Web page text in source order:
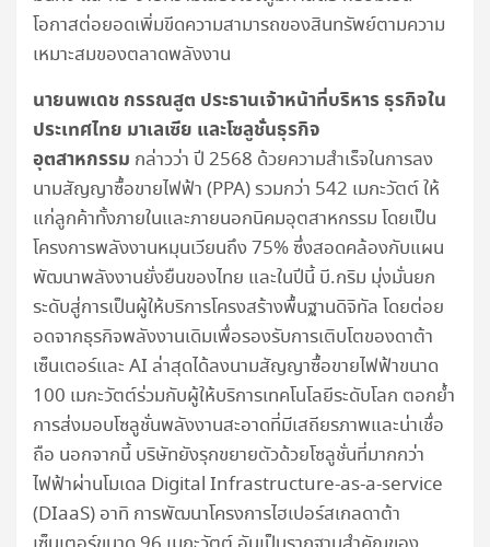
โอกาสต่อยอดเพิ่มขีดความสามารถของสินทรัพย์ตามความ
เหมาะสมของตลาดพลังงาน
นายนพเดช กรรณสูต ประธานเจ้าหน้าที่บริหาร ธุรกิจใน
ประเทศไทย มาเลเซีย และโซลูชั่นธุรกิจ
อุตสาหกรรม กล่าวว่า ปี 2568 ด้วยความสำเร็จในการลง
นามสัญญาซื้อขายไฟฟ้า (PPA) รวมกว่า 542 เมกะวัตต์ ให้
แก่ลูกค้าทั้งภายในและภายนอกนิคมอุตสาหกรรม โดยเป็น
โครงการพลังงานหมุนเวียนถึง 75% ซึ่งสอดคล้องกับแผน
พัฒนาพลังงานยั่งยืนของไทย และในปีนี้ บี.กริม มุ่งมั่นยก
ระดับสู่การเป็นผู้ให้บริการโครงสร้างพื้นฐานดิจิทัล โดยต่อย
อดจากธุรกิจพลังงานเดิมเพื่อรองรับการเติบโตของดาต้า
เซ็นเตอร์และ AI ล่าสุดได้ลงนามสัญญาซื้อขายไฟฟ้าขนาด
100 เมกะวัตต์ร่วมกับผู้ให้บริการเทคโนโลยีระดับโลก ตอกย้ำ
การส่งมอบโซลูชั่นพลังงานสะอาดที่มีเสถียรภาพและน่าเชื่อ
ถือ นอกจากนี้ บริษัทยังรุกขยายตัวด้วยโซลูชั่นที่มากกว่า
ไฟฟ้าผ่านโมเดล Digital Infrastructure-as-a-service
(DIaaS) อาทิ การพัฒนาโครงการไฮเปอร์สเกลดาต้า